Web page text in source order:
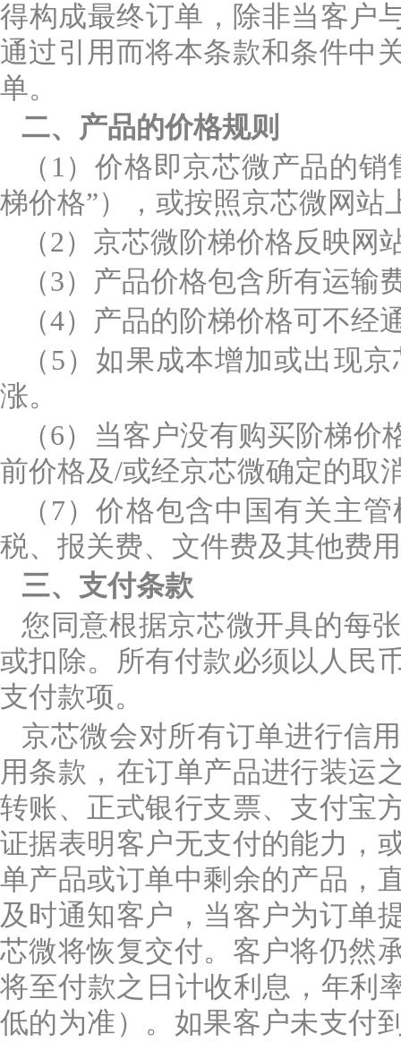
得构成最终订单，除非当客户
通过引用而将本条款和条件中
单。
二、产品的价格规则
（1）价格即京芯微产品的
梯价格”），或按照京芯微网站
（2）京芯微阶梯价格反映网
（3）产品价格包含所有运输
（4）产品的阶梯价格可不经
（5）如果成本增加或出现
涨。
（6）当客户没有购买阶梯
前价格及/或经京芯微确定的取
（7）价格包含中国有关主
税、报关费、文件费及其他费
三、支付条款
您同意根据京芯微开具的每
或扣除。所有付款必须以人民
支付款项。
京芯微会对所有订单进行信
用条款，在订单产品进行装运
转账、正式银行支票、支付宝
证据表明客户无支付的能力，
单产品或订单中剩余的产品，
及时通知客户，当客户为订单
芯微将恢复交付。客户将仍然
将至付款之日计收利息，年利
低的为准）。如果客户未支付